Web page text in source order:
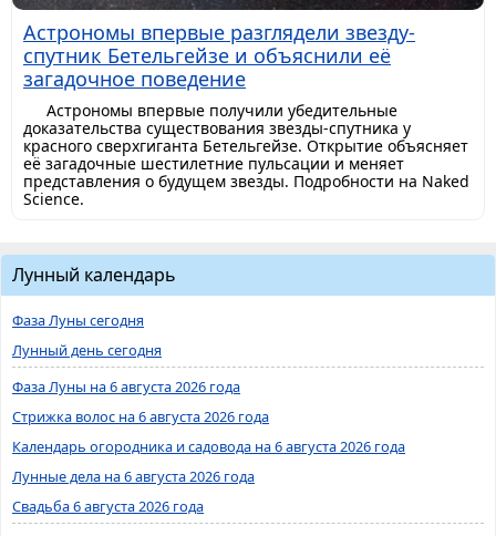
Астрономы впервые разглядели звезду-
спутник Бетельгейзе и объяснили её
загадочное поведение
Астрономы впервые получили убедительные
доказательства существования звезды-спутника у
красного сверхгиганта Бетельгейзе. Открытие объясняет
её загадочные шестилетние пульсации и меняет
представления о будущем звезды. Подробности на Naked
Science.
Лунный календарь
Фаза Луны сегодня
Лунный день сегодня
Фаза Луны на 6 августа 2026 года
Стрижка волос на 6 августа 2026 года
Календарь огородника и садовода на 6 августа 2026 года
Лунные дела на 6 августа 2026 года
Свадьба 6 августа 2026 года